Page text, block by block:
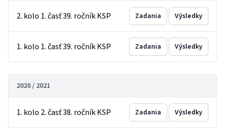
2. kolo 1. časť 39. ročník KSP Zadania Výsledky
1. kolo 1. časť 39. ročník KSP Zadania Výsledky
2020 / 2021
1. kolo 2. časť 38. ročník KSP Zadania Výsledky